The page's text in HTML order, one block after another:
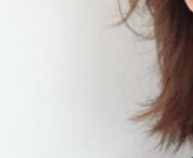
エシア三田店メニュー
Ecia Sanda Menu
エシア西宮名塩店メニュー
Ecia Najio Menu